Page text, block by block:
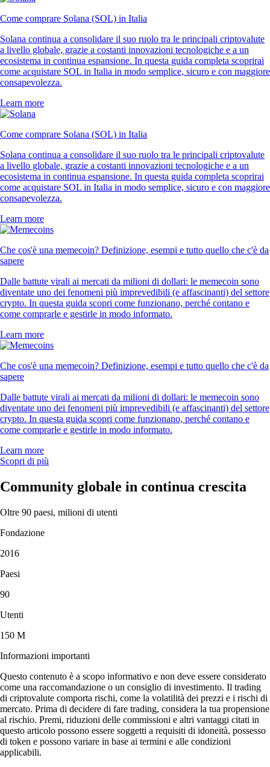
Come comprare Solana (SOL) in Italia
Solana continua a consolidare il suo ruolo tra le principali criptovalute
a livello globale, grazie a costanti innovazioni tecnologiche e a un
ecosistema in continua espansione. In questa guida completa scoprirai
come acquistare SOL in Italia in modo semplice, sicuro e con maggiore
consapevolezza.
Learn more
Come comprare Solana (SOL) in Italia
Solana continua a consolidare il suo ruolo tra le principali criptovalute
a livello globale, grazie a costanti innovazioni tecnologiche e a un
ecosistema in continua espansione. In questa guida completa scoprirai
come acquistare SOL in Italia in modo semplice, sicuro e con maggiore
consapevolezza.
Learn more
Che cos'è una memecoin? Definizione, esempi e tutto quello che c'è da
sapere
Dalle battute virali ai mercati da milioni di dollari: le memecoin sono
diventate uno dei fenomeni più imprevedibili (e affascinanti) del settore
crypto. In questa guida scopri come funzionano, perché contano e
come comprarle e gestirle in modo informato.
Learn more
Che cos'è una memecoin? Definizione, esempi e tutto quello che c'è da
sapere
Dalle battute virali ai mercati da milioni di dollari: le memecoin sono
diventate uno dei fenomeni più imprevedibili (e affascinanti) del settore
crypto. In questa guida scopri come funzionano, perché contano e
come comprarle e gestirle in modo informato.
Learn more
Scopri di più
Community globale in continua crescita
Oltre 90 paesi, milioni di utenti
Fondazione
2016
Paesi
90
Utenti
150 M
Informazioni importanti
Questo contenuto è a scopo informativo e non deve essere considerato
come una raccomandazione o un consiglio di investimento. Il trading
di criptovalute comporta rischi, come la volatilità dei prezzi e i rischi di
mercato. Prima di decidere di fare trading, considera la tua propensione
al rischio. Premi, riduzioni delle commissioni e altri vantaggi citati in
questo articolo possono essere soggetti a requisiti di idoneità, possesso
di token e possono variare in base ai termini e alle condizioni
applicabili.